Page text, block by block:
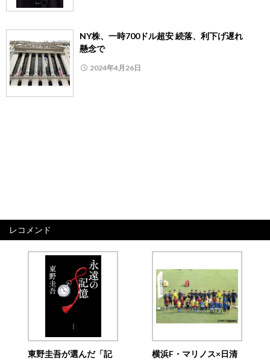
NY株、一時700ドル超安 続落、利下げ遅れ
懸念で
2024年4月26日
レコメンド
東野圭吾が選んだ「記
横浜F・マリノス×日清